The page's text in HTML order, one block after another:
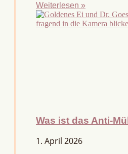
Weiterlesen »
Was ist das Anti-
1. April 2026